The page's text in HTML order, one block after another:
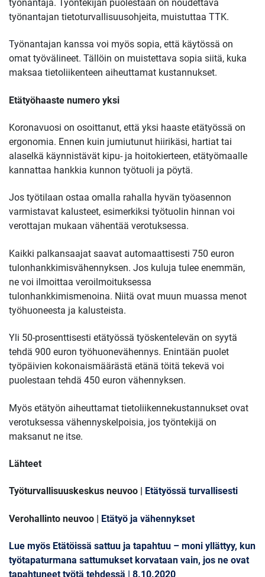
työnantaja. Työntekijän puolestaan on noudettava
työnantajan tietoturvallisuusohjeita, muistuttaa TTK.
Työnantajan kanssa voi myös sopia, että käytössä on
omat työvälineet. Tällöin on muistettava sopia siitä, kuka
maksaa tietoliikenteen aiheuttamat kustannukset.
Etätyöhaaste numero yksi
Koronavuosi on osoittanut, että yksi haaste etätyössä on
ergonomia. Ennen kuin jumiutunut hiirikäsi, hartiat tai
alaselkä käynnistävät kipu- ja hoitokierteen, etätyömaalle
kannattaa hankkia kunnon työtuoli ja pöytä.
Jos työtilaan ostaa omalla rahalla hyvän työasennon
varmistavat kalusteet, esimerkiksi työtuolin hinnan voi
verottajan mukaan vähentää verotuksessa.
Kaikki palkansaajat saavat automaattisesti 750 euron
tulonhankkimisvähennyksen. Jos kuluja tulee enemmän,
ne voi ilmoittaa veroilmoituksessa
tulonhankkimismenoina. Niitä ovat muun muassa menot
työhuoneesta ja kalusteista.
Yli 50-prosenttisesti etätyössä työskentelevän on syytä
tehdä 900 euron työhuonevähennys. Enintään puolet
työpäivien kokonaismäärästä etänä töitä tekevä voi
puolestaan tehdä 450 euron vähennyksen.
Myös etätyön aiheuttamat tietoliikennekustannukset ovat
verotuksessa vähennyskelpoisia, jos työntekijä on
maksanut ne itse.
Lähteet
Työturvallisuuskeskus neuvoo | Etätyössä turvallisesti
Verohallinto neuvoo | Etätyö ja vähennykset
Lue myös Etätöissä sattuu ja tapahtuu – moni yllättyy, kun
työtapaturmana sattumukset korvataan vain, jos ne ovat
tapahtuneet työtä tehdessä | 8.10.2020